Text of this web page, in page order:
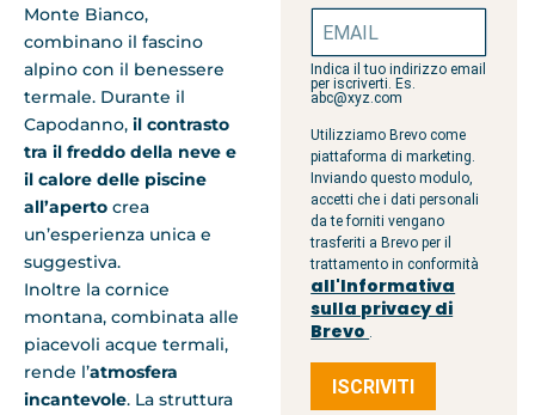
Monte Bianco,
combinano il fascino
alpino con il benessere
termale. Durante il
Capodanno, il contrasto
tra il freddo della neve e
il calore delle piscine
all’aperto crea
un’esperienza unica e
suggestiva.
Inoltre la cornice
montana, combinata alle
piacevoli acque termali,
rende l’atmosfera
incantevole. La struttura
Indica il tuo indirizzo email
per iscriverti. Es.
abc@xyz.com
Utilizziamo Brevo come
piattaforma di marketing.
Inviando questo modulo,
accetti che i dati personali
da te forniti vengano
trasferiti a Brevo per il
trattamento in conformità
all'Informativa
sulla privacy di
Brevo .
ISCRIVITI